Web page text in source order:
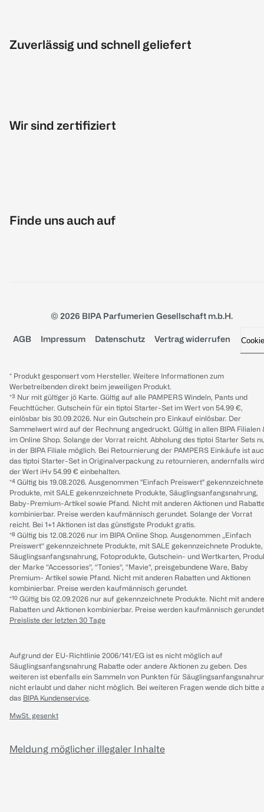
Zuverlässig und schnell geliefert
Wir sind zertifiziert
Finde uns auch auf
© 2026 BIPA Parfumerien Gesellschaft m.b.H.
AGB Impressum Datenschutz Vertrag widerrufen
* Produkt gesponsert vom Hersteller. Weitere Informationen zum
Werbetreibenden direkt beim jeweiligen Produkt.
*³ Nur mit gültiger jö Karte. Gültig auf alle PAMPERS Windeln, Pants und
Feuchttücher. Gutschein für ein tiptoi Starter-Set im Wert von 54.99 €,
einlösbar bis 30.09.2026. Nur ein Gutschein pro Einkauf einlösbar. Der
Sammelwert wird auf der Rechnung angedruckt. Gültig in allen BIPA Filialen
im Online Shop. Solange der Vorrat reicht. Abholung des tiptoi Starter Sets
in der BIPA Filiale möglich. Bei Retournierung der PAMPERS Einkäufe ist
das tiptoi Starter-Set in Originalverpackung zu retournieren, andernfalls wird
der Wert iHv 54.99 € einbehalten.
*⁴ Gültig bis 19.08.2026. Ausgenommen "Einfach Preiswert" gekennzeichnete
Produkte, mit SALE gekennzeichnete Produkte, Säuglingsanfangsnahrung,
Baby-Premium-Artikel sowie Pfand. Nicht mit anderen Aktionen und
kombinierbar. Preise werden kaufmännisch gerundet. Solange der Vorrat
reicht. Bei 1+1 Aktionen ist das günstigste Produkt gratis.
*⁸ Gültig bis 12.08.2026 nur im BIPA Online Shop. Ausgenommen „Einfach
Preiswert“ gekennzeichnete Produkte, mit SALE gekennzeichnete Produkte,
Säuglingsanfangsnahrung, Fotoprodukte, Gutschein- und Wertkarten,
der Marke “Accessories“, “Tonies“, “Mavie“, preisgebundene Ware, Baby
Premium- Artikel sowie Pfand. Nicht mit anderen Rabatten und Aktionen
kombinierbar. Preise werden kaufmännisch gerundet.
*¹⁰ Gültig bis 02.09.2026 nur auf gekennzeichnete Produkte. Nicht mit
Rabatten und Aktionen kombinierbar. Preise werden kaufmännisch
Preisliste der letzten 30 Tage
Aufgrund der EU-Richtlinie 2006/141/EG ist es nicht möglich auf
Säuglingsanfangsnahrung Rabatte oder andere Aktionen zu geben. Des
weiteren ist ebenfalls ein Sammeln von Punkten für
nicht erlaubt und daher nicht möglich. Bei weiteren Fragen wende dich bitte
das BIPA Kundenservice.
MwSt. gesenkt
Meldung möglicher illegaler Inhalte